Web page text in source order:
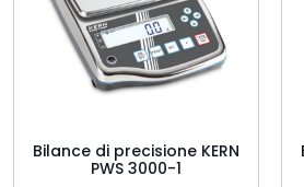
Bilance di precisione KERN
PWS 3000-1